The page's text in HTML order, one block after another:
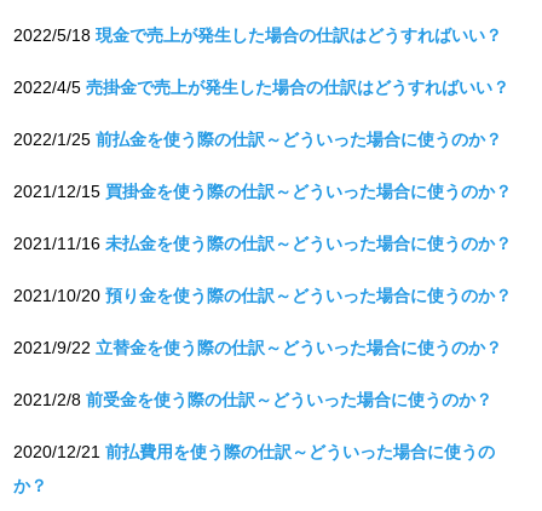
2022/5/18 現金で売上が発生した場合の仕訳はどうすればいい？
2022/4/5 売掛金で売上が発生した場合の仕訳はどうすればいい？
2022/1/25 前払金を使う際の仕訳～どういった場合に使うのか？
2021/12/15 買掛金を使う際の仕訳～どういった場合に使うのか？
2021/11/16 未払金を使う際の仕訳～どういった場合に使うのか？
2021/10/20 預り金を使う際の仕訳～どういった場合に使うのか？
2021/9/22 立替金を使う際の仕訳～どういった場合に使うのか？
2021/2/8 前受金を使う際の仕訳～どういった場合に使うのか？
2020/12/21 前払費用を使う際の仕訳～どういった場合に使うの
か？